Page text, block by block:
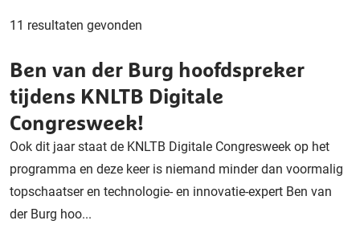
11 resultaten gevonden
Ben van der Burg hoofdspreker
tijdens KNLTB Digitale
Congresweek!
Ook dit jaar staat de KNLTB Digitale Congresweek op het
programma en deze keer is niemand minder dan voormalig
topschaatser en technologie- en innovatie-expert Ben van
der Burg hoo...